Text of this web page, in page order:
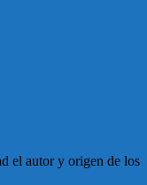
el autor y origen de los